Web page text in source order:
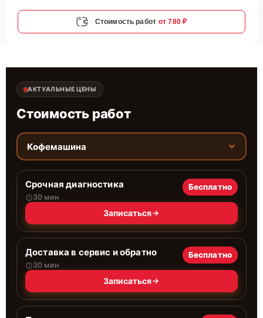
Стоимость работ от 780 ₽
АКТУАЛЬНЫЕ ЦЕНЫ
Стоимость работ
Кофемашина
Срочная диагностика
30 мин
Бесплатно
Записаться
Доставка в сервис и обратно
30 мин
Бесплатно
Записаться